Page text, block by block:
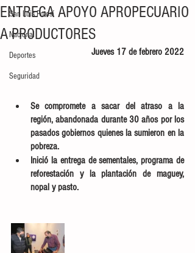
San Luis Potosí
Nacional
Deportes
Seguridad
ENTREGA APOYO APROPECUARIO
A PRODUCTORES
Jueves 17 de febrero 2022
Se compromete a sacar del atraso a la
región, abandonada durante 30 años por los
pasados gobiernos quienes la sumieron en la
pobreza.
Inició la entrega de sementales, programa de
reforestación y la plantación de maguey,
nopal y pasto.